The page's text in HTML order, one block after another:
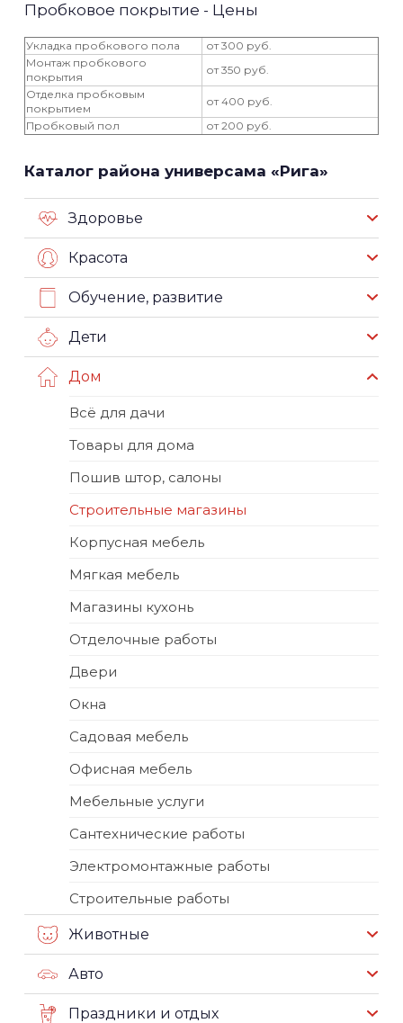
Пробковое покрытие - Цены
Укладка пробкового пола
от 300 руб.
Монтаж пробкового
покрытия
от 350 руб.
Отделка пробковым
покрытием
от 400 руб.
Пробковый пол
от 200 руб.
Каталог района универсама «Рига»
Здоровье
Красота
Обучение, развитие
Дети
Дом
Всё для дачи
Товары для дома
Пошив штор, салоны
Строительные магазины
Корпусная мебель
Мягкая мебель
Магазины кухонь
Отделочные работы
Двери
Окна
Садовая мебель
Офисная мебель
Мебельные услуги
Сантехнические работы
Электромонтажные работы
Строительные работы
Животные
Авто
Праздники и отдых